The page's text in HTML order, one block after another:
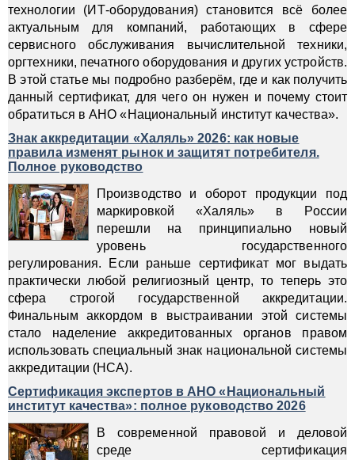
технологии (ИТ-оборудования) становится всё более
актуальным для компаний, работающих в сфере
сервисного обслуживания вычислительной техники,
оргтехники, печатного оборудования и других устройств.
В этой статье мы подробно разберём, где и как получить
данный сертификат, для чего он нужен и почему стоит
обратиться в АНО «Национальный институт качества».
Знак аккредитации «Халяль» 2026: как новые
правила изменят рынок и защитят потребителя.
Полное руководство
Производство и оборот продукции под
маркировкой «Халяль» в России
перешли на принципиально новый
уровень государственного
регулирования. Если раньше сертификат мог выдать
практически любой религиозный центр, то теперь это
сфера строгой государственной аккредитации.
Финальным аккордом в выстраивании этой системы
стало наделение аккредитованных органов правом
использовать специальный знак национальной системы
аккредитации (НСА).
Сертификация экспертов в АНО «Национальный
институт качества»: полное руководство 2026
В современной правовой и деловой
среде сертификация